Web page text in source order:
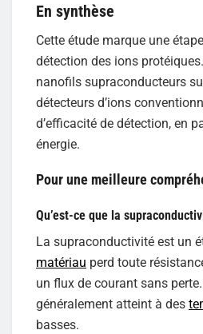
En synthèse
Cette étude marque une
détection des ions
nanofils supraconducteurs
détecteurs d’ions
d’efficacité de détection, en
énergie.
Pour une meilleure
Qu’est-ce que la
La supraconductivité est un
matériau perd toute
un flux de courant sans
généralement atteint à des
basses.